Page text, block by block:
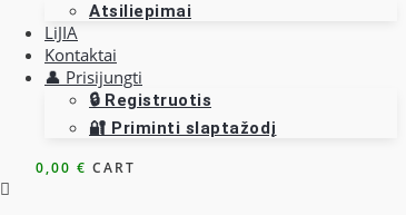
Atsiliepimai
LiJIA
Kontaktai
👤 Prisijungti
🔒 Registruotis
🔐 Priminti slaptažodį
0,00 € CART